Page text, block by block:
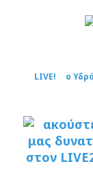
LIVE! ο